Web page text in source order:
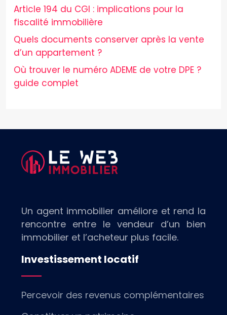
Article 194 du CGI : implications pour la
fiscalité immobilière
Quels documents conserver après la vente
d’un appartement ?
Où trouver le numéro ADEME de votre DPE ?
guide complet
Un agent immobilier améliore et rend la
rencontre entre le vendeur d’un bien
immobilier et l’acheteur plus facile.
Investissement locatif
Percevoir des revenus complémentaires